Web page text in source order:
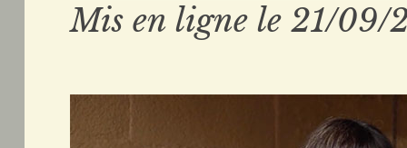
Mis en ligne le 21/09/